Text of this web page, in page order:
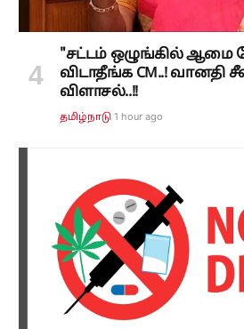
"சட்டம் ஒழுங்கில் ஆமை
விடாதீங்க CM..! வானதி
விளாசல்..!!
தமிழ்நாடு 1 hour ago